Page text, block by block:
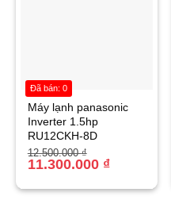
Máy lạnh panasonic
Inverter 1.5hp
RU12CKH-8D
12.500.000₫
Giá
gốc
11.300.000 ₫
Giá
hiện
11.300.000 ₫.
Đã bán: 0